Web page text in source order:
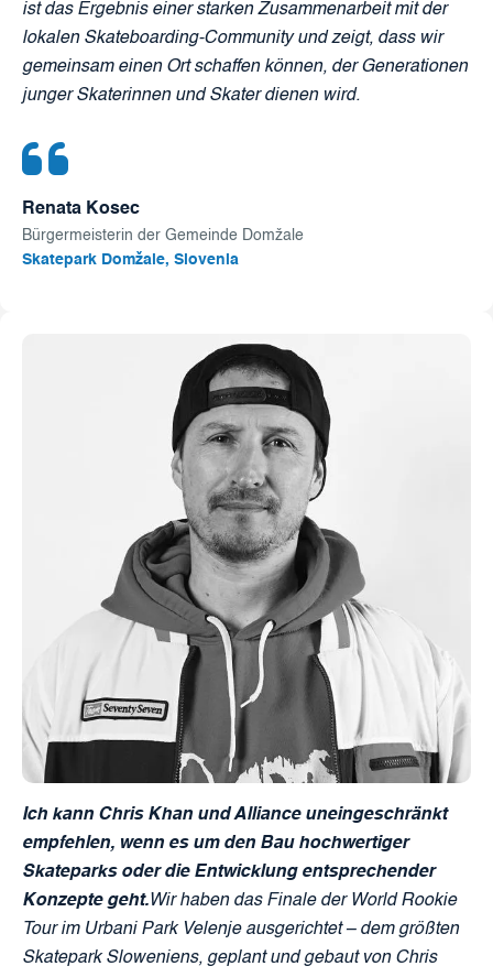
Renata Kosec
Bürgermeisterin der Gemeinde Domžale
Skatepark Domžale, Slovenia
ist das Ergebnis einer starken Zusammenarbeit mit der
lokalen Skateboarding-Community und zeigt, dass wir
gemeinsam einen Ort schaffen können, der Generationen
junger Skaterinnen und Skater dienen wird.
Ich kann Chris Khan und Alliance uneingeschränkt
empfehlen, wenn es um den Bau hochwertiger
Skateparks oder die Entwicklung entsprechender
Konzepte geht.Wir haben das Finale der World Rookie
Tour im Urbani Park Velenje ausgerichtet – dem größten
Skatepark Sloweniens, geplant und gebaut von Chris